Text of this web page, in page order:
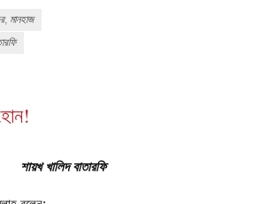
, মানহাজ
শায়খ খালিদ বাতারফি